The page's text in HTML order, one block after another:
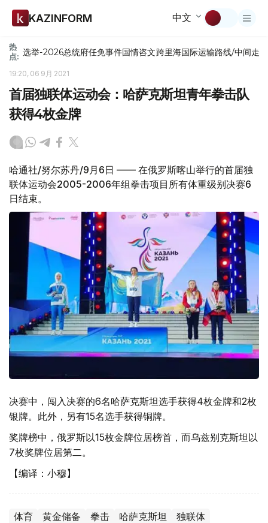
KAZINFORM 中文
热
点: 选举-2026总统府任免事件国情咨文跨里海国际运输路线/中间走廊
19:20, 06 9月 2021
首届独联体运动会：哈萨克斯坦青年拳击队
获得4枚金牌
哈通社/努尔苏丹/9月6日 —— 在俄罗斯喀山举行的首届独
联体运动会2005-2006年组拳击项目所有体重级别决赛6
日结束。
决赛中，闯入决赛的6名哈萨克斯坦选手获得4枚金牌和2枚
银牌。此外，另有15名选手获得铜牌。
奖牌榜中，俄罗斯以15枚金牌位居榜首，而乌兹别克斯坦以
7枚奖牌位居第二。
【编译：小穆】
体育 黄金储备 拳击 哈萨克斯坦 独联体